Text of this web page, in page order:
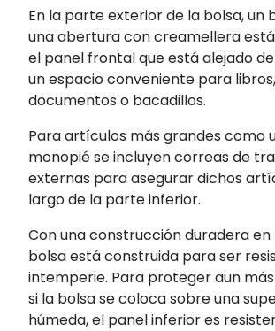
En la parte exterior de la bolsa, un
una abertura con creamellera
el panel frontal que está alejado
un espacio conveniente para
documentos o bacadillos.
Para artículos más grandes como
monopié se incluyen correas de
externas para asegurar dichos
largo de la parte inferior.
Con una construcción duradera en
bolsa está construida para ser
intemperie. Para proteger aun
si la bolsa se coloca sobre una
húmeda, el panel inferior es